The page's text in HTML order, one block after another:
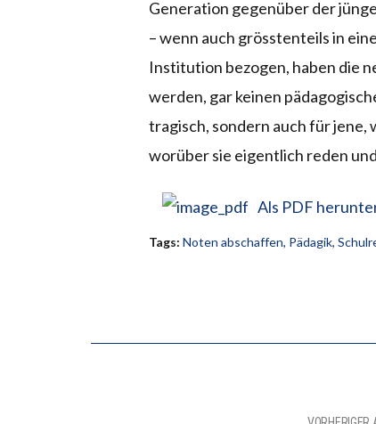
Generation gegenüber der
– wenn auch grösstenteils in
Institution bezogen, haben die
werden, gar keinen
tragisch, sondern auch für jene,
worüber sie eigentlich reden
Als PDF
Tags: Noten abschaffen, Pädagik,